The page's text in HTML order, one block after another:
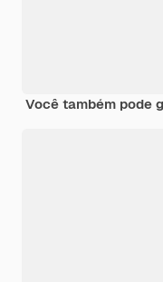
Você também pode